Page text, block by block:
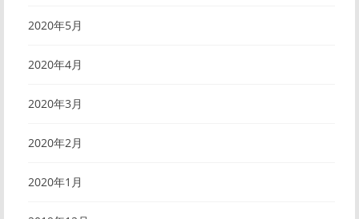
2020年5月
2020年4月
2020年3月
2020年2月
2020年1月